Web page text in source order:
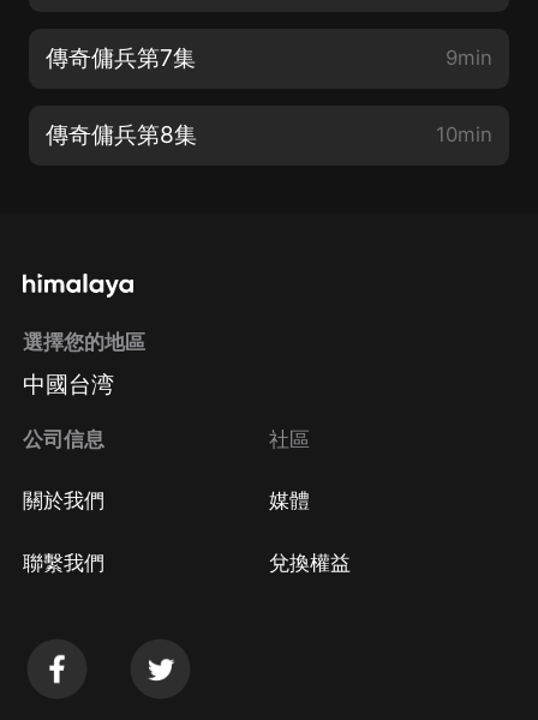
傳奇傭兵第7集 9min
傳奇傭兵第8集 10min
選擇您的地區
中國台湾
公司信息
關於我們
聯繫我們
社區
媒體
兌換權益